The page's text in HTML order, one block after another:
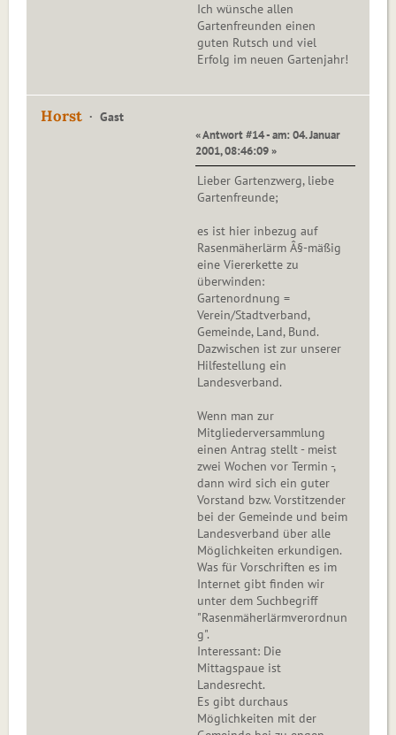
Ich wünsche allen
Gartenfreunden einen
guten Rutsch und viel
Erfolg im neuen Gartenjahr!
Horst Gast
« Antwort #14 - am: 04. Januar
2001, 08:46:09 »
Lieber Gartenzwerg, liebe
Gartenfreunde;
es ist hier inbezug auf
Rasenmäherlärm Â§-mäßig
eine Viererkette zu
überwinden:
Gartenordnung =
Verein/Stadtverband,
Gemeinde, Land, Bund.
Dazwischen ist zur unserer
Hilfestellung ein
Landesverband.
Wenn man zur
Mitgliederversammlung
einen Antrag stellt - meist
zwei Wochen vor Termin -,
dann wird sich ein guter
Vorstand bzw. Vorstitzender
bei der Gemeinde und beim
Landesverband über alle
Möglichkeiten erkundigen.
Was für Vorschriften es im
Internet gibt finden wir
unter dem Suchbegriff
"Rasenmäherlärmverordnun
g".
Interessant: Die
Mittagspaue ist
Landesrecht.
Es gibt durchaus
Möglichkeiten mit der